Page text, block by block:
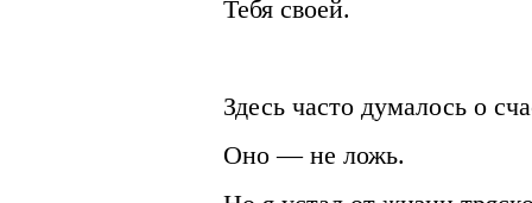
Тебя своей.
Здесь часто думалось о
Оно — не ложь.